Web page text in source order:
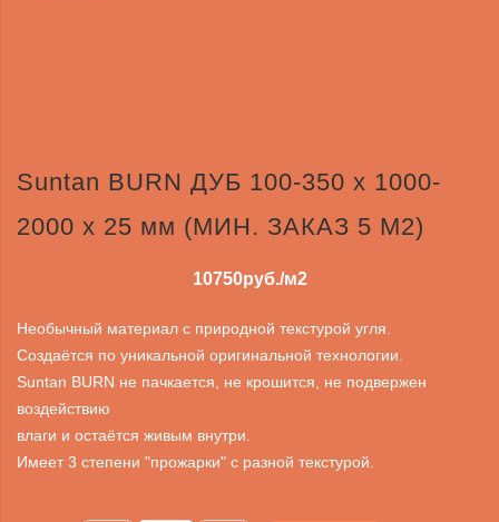
Suntan BURN ДУБ 100-350 x 1000-
2000 x 25 мм (МИН. ЗАКАЗ 5 М2)
10750руб./м2
Необычный материал с природной текстурой угля.
Создаётся по уникальной оригинальной технологии.
Suntan BURN не пачкается, не крошится, не подвержен
воздействию
влаги и остаётся живым внутри.
Имеет 3 степени "прожарки" с разной текстурой.